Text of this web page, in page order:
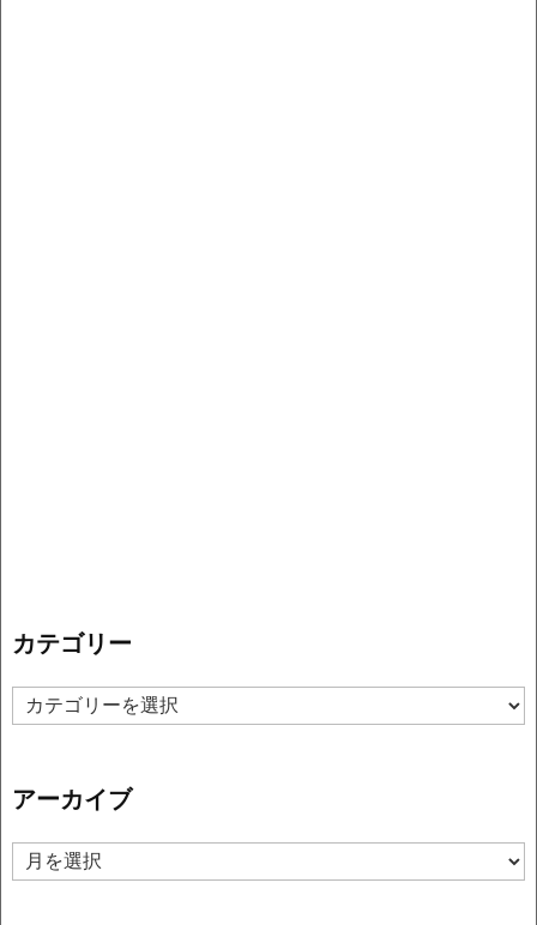
カテゴリー
カ
テ
ー
アーカイブ
ア
ー